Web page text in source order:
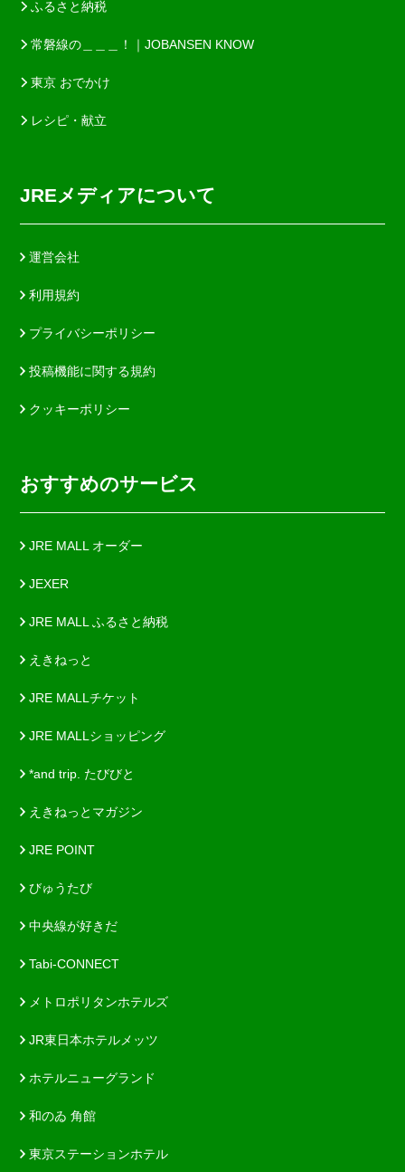
ふるさと納税
常磐線の＿＿＿！｜JOBANSEN KNOW
東京 おでかけ
レシピ・献立
JREメディアについて
運営会社
利用規約
プライバシーポリシー
投稿機能に関する規約
クッキーポリシー
おすすめのサービス
JRE MALL オーダー
JEXER
JRE MALL ふるさと納税
えきねっと
JRE MALLチケット
JRE MALLショッピング
*and trip. たびびと
えきねっとマガジン
JRE POINT
びゅうたび
中央線が好きだ
Tabi-CONNECT
メトロポリタンホテルズ
JR東日本ホテルメッツ
ホテルニューグランド
和のゐ 角館
東京ステーションホテル